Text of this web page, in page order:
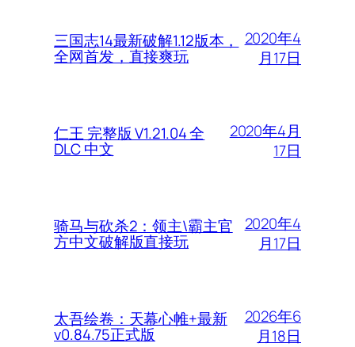
三国志14最新破解1.12版本，
全网首发，直接爽玩
2020年4
月17日
仁王 完整版 V1.21.04 全
DLC 中文
2020年4月
17日
骑马与砍杀2：领主\霸主官
方中文破解版直接玩
2020年4
月17日
太吾绘卷：天幕心帷+最新
v0.84.75正式版
2026年6
月18日